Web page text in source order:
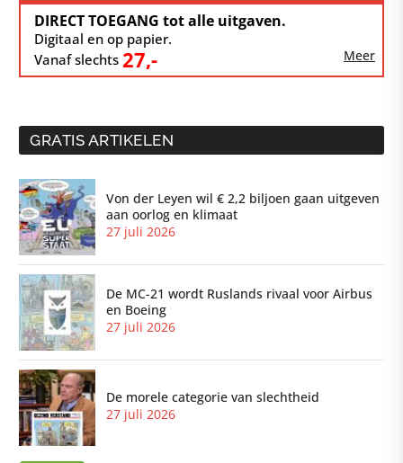
DIRECT TOEGANG tot alle uitgaven.
Digitaal en op papier.
Vanaf slechts 27,- Meer
GRATIS ARTIKELEN
Von der Leyen wil € 2,2 biljoen gaan uitgeven
aan oorlog en klimaat
27 juli 2026
De MC-21 wordt Ruslands rivaal voor Airbus
en Boeing
27 juli 2026
De morele categorie van slechtheid
27 juli 2026